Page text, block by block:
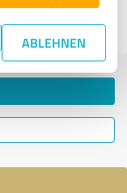
ABLEHNEN